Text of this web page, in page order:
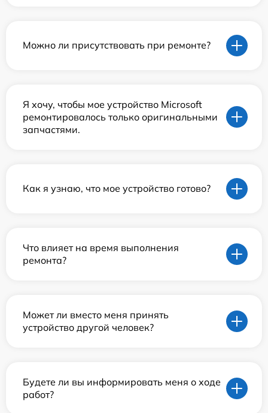
Можно ли присутствовать при ремонте?
Я хочу, чтобы мое устройство Microsoft
ремонтировалось только оригинальными
запчастями.
Как я узнаю, что мое устройство готово?
Что влияет на время выполнения
ремонта?
Может ли вместо меня принять
устройство другой человек?
Будете ли вы информировать меня о ходе
работ?